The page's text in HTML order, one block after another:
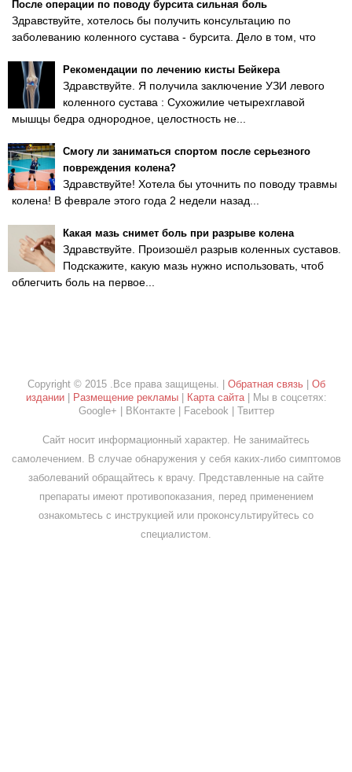
После операции по поводу бурсита сильная боль
Здравствуйте, хотелось бы получить консультацию по
заболеванию коленного сустава - бурсита. Дело в том, что
Рекомендации по лечению кисты Бейкера
Здравствуйте. Я получила заключение УЗИ левого
коленного сустава : Сухожилие четырехглавой
мышцы бедра однородное, целостность не...
Смогу ли заниматься спортом после серьезного
повреждения колена?
Здравствуйте! Хотела бы уточнить по поводу травмы
колена! В феврале этого года 2 недели назад...
Какая мазь снимет боль при разрыве колена
Здравствуйте. Произошёл разрыв коленных суставов.
Подскажите, какую мазь нужно использовать, чтоб
облегчить боль на первое...
Copyright © 2015 .Все права защищены. | Обратная связь| Об
издании| Размещение рекламы| Карта сайта| Мы в соцсетях:
Google+ | ВКонтакте | Facebook | Твиттер
Сайт носит информационный характер. Не занимайтесь
самолечением. В случае обнаружения у себя каких-либо симптомов
заболеваний обращайтесь к врачу. Представленные на сайте
препараты имеют противопоказания, перед применением
ознакомьтесь с инструкцией или проконсультируйтесь со
специалистом.